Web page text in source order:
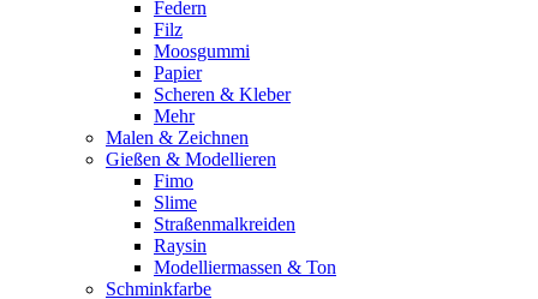
Federn
Filz
Moosgummi
Papier
Scheren & Kleber
Mehr
Malen & Zeichnen
Gießen & Modellieren
Fimo
Slime
Straßenmalkreiden
Raysin
Modelliermassen & Ton
Schminkfarbe